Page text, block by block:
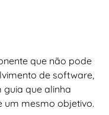
que não pode
de software,
guia que alinha
um mesmo objetivo.